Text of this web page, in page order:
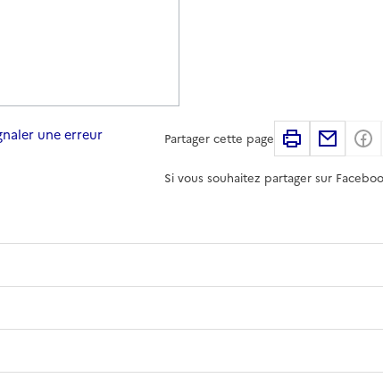
une erreur Partager cette page Imprimer
Si vous souhaitez partager sur